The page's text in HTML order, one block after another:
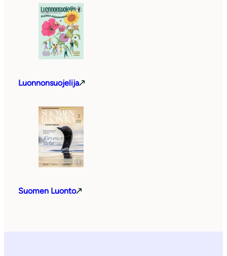
Luonnonsuojelija
Suomen Luonto